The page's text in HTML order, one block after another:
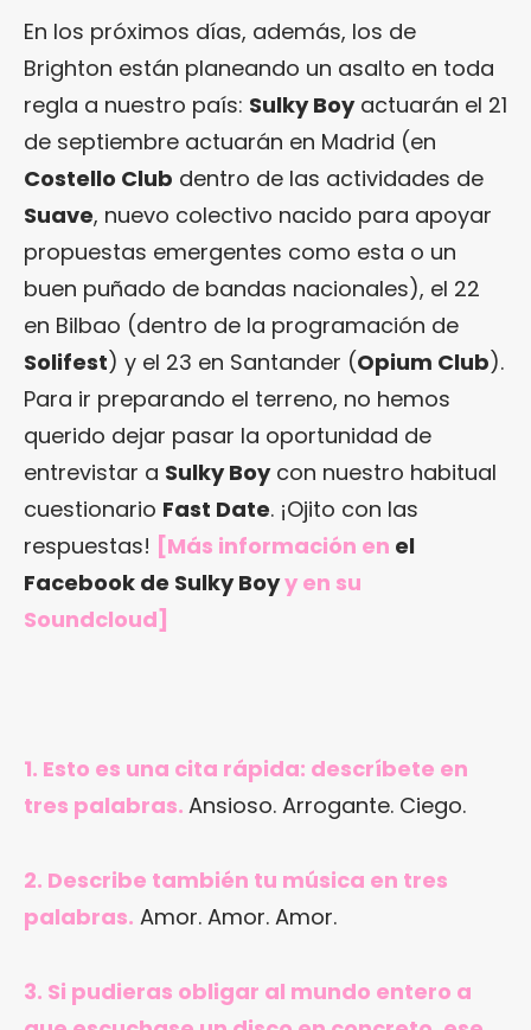
En los próximos días, además, los de
Brighton están planeando un asalto en toda
regla a nuestro país: Sulky Boyactuarán el 21
de septiembre actuarán en Madrid (en
Costello Club dentro de las actividades de
Suave, nuevo colectivo nacido para apoyar
propuestas emergentes como esta o un
buen puñado de bandas nacionales), el 22
en Bilbao (dentro de la programación de
Solifest) y el 23 en Santander (Opium Club).
Para ir preparando el terreno, no hemos
querido dejar pasar la oportunidad de
entrevistar a Sulky Boycon nuestro habitual
cuestionario Fast Date. ¡Ojito con las
respuestas! [Más información en el
Facebook de Sulky Boyy en su
Soundcloud]
1. Esto es una cita rápida: descríbete en
tres palabras. Ansioso. Arrogante. Ciego.
2. Describe también tu música en tres
palabras. Amor. Amor. Amor.
3. Si pudieras obligar al mundo entero a